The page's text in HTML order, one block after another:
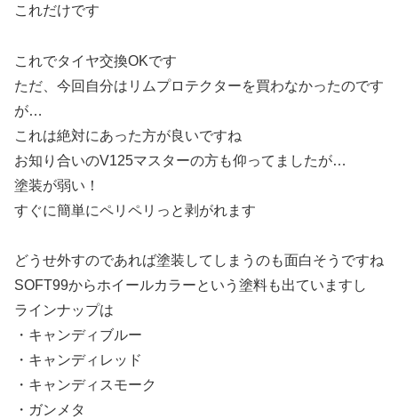
これだけです
これでタイヤ交換OKです
ただ、今回自分はリムプロテクターを買わなかったのです
が…
これは絶対にあった方が良いですね
お知り合いのV125マスターの方も仰ってましたが…
塗装が弱い！
すぐに簡単にペリペリっと剥がれます
どうせ外すのであれば塗装してしまうのも面白そうですね
SOFT99からホイールカラーという塗料も出ていますし
ラインナップは
・キャンディブルー
・キャンディレッド
・キャンディスモーク
・ガンメタ